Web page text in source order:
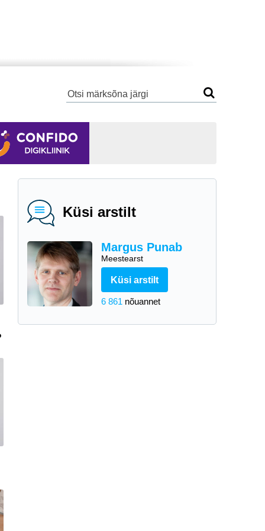
Küsi arstilt
Margus Punab
Meestearst
Küsi arstilt
6 861 nõuannet